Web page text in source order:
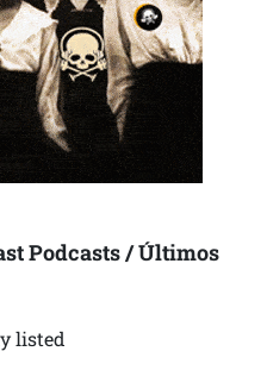
Podcasts / Últimos
listed